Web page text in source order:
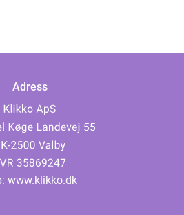
Adress
www.klikko.dk